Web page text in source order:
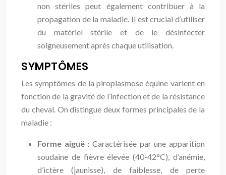
non stériles peut également contribuer à la
propagation de la maladie. Il est crucial d’utiliser
du matériel stérile et de le désinfecter
soigneusement après chaque utilisation.
SYMPTÔMES
Les symptômes de la piroplasmose équine varient en
fonction de la gravité de l’infection et de la résistance
du cheval. On distingue deux formes principales de la
maladie :
Forme aiguë : Caractérisée par une apparition
soudaine de fièvre élevée (40-42°C), d’anémie,
d’ictère (jaunisse), de faiblesse, de perte